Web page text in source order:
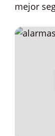
mejor